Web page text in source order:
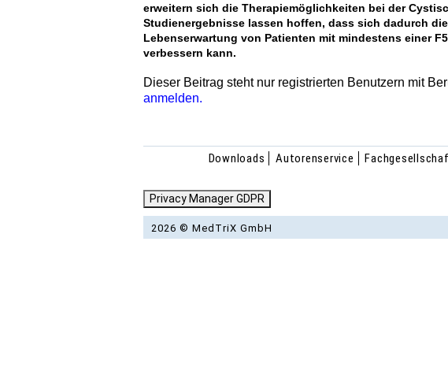
erweitern sich die Therapiemöglichkeiten bei der
Studienergebnisse lassen hoffen, dass sich dadurch
Lebenserwartung von Patienten mit mindestens einer
verbessern kann.
Dieser Beitrag steht nur registrierten Benutzern mit
anmelden.
Downloads Autorenservice
Privacy Manager GDPR
2026 © MedTriX GmbH